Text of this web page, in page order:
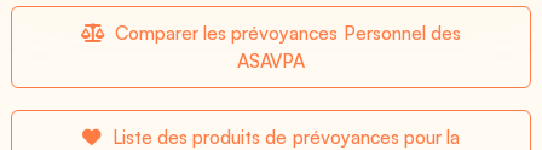
Comparer les prévoyances Personnel des
ASAVPA
Liste des produits de prévoyances pour la